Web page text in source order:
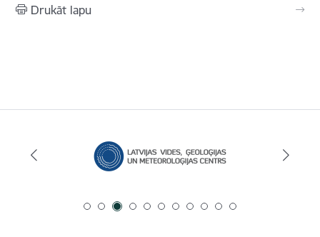
Drukāt lapu